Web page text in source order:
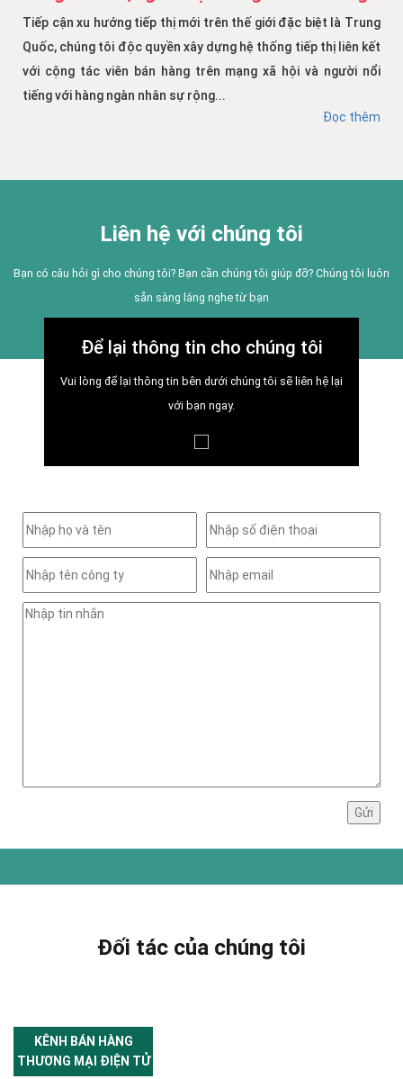
Tiếp cận xu hướng tiếp thị mới trên thế giới đặc biệt là Trung
Quốc, chúng tôi độc quyền xây dựng hệ thống tiếp thị liên kết
với cộng tác viên bán hàng trên mạng xã hội và người nổi
tiếng với hàng ngàn nhân sự rộng...
Đọc thêm
Liên hệ với chúng tôi
Bạn có câu hỏi gì cho chúng tôi? Bạn cần chúng tôi giúp đỡ? Chúng tôi luôn
sẵn sàng lắng nghe từ bạn
Để lại thông tin cho chúng tôi
Vui lòng để lại thông tin bên dưới chúng tôi sẽ liên hệ lại
với bạn ngay.
Đối tác của chúng tôi
KÊNH BÁN HÀNG
THƯƠNG MẠI ĐIỆN TỬ